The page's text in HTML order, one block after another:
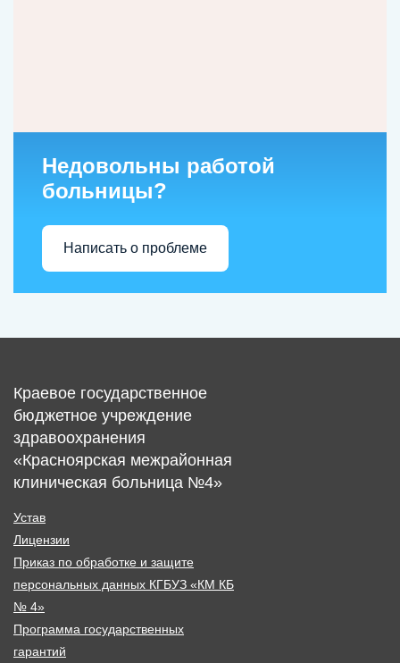
Недовольны работой
больницы?
Написать о проблеме
Краевое государственное
бюджетное учреждение
здравоохранения
«Красноярская межрайонная
клиническая больница №4»
Устав
Лицензии
Приказ по обработке и защите
персональных данных КГБУЗ «КМ КБ
№ 4»
Программа государственных
гарантий